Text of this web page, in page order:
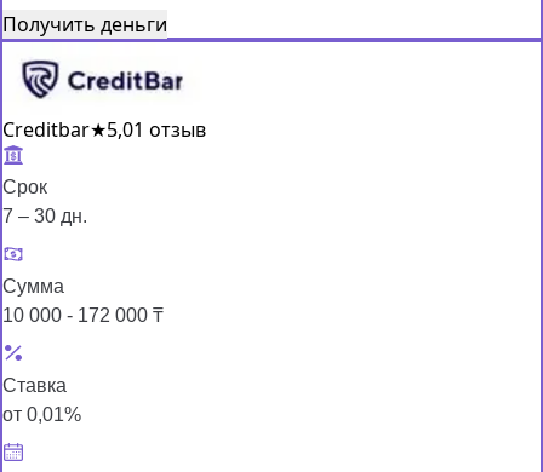
Получить деньги
Creditbar★5,01 отзыв
Срок
7 – 30 дн.
Сумма
10 000 - 172 000 ₸
Ставка
от 0,01%